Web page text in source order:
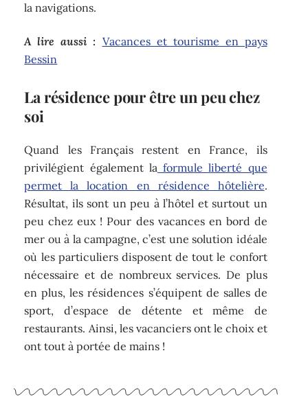
la navigations.
A lire aussi : Vacances et tourisme en pays
Bessin
La résidence pour être un peu chez
soi
Quand les Français restent en France, ils
privilégient également laformule liberté que
permet la location en résidence hôtelière.
Résultat, ils sont un peu à l’hôtel et surtout un
peu chez eux ! Pour des vacances en bord de
mer ou à la campagne, c’est une solution idéale
où les particuliers disposent de tout le confort
nécessaire et de nombreux services. De plus
en plus, les résidences s’équipent de salles de
sport, d’espace de détente et même de
restaurants. Ainsi, les vacanciers ont le choix et
ont tout à portée de mains !